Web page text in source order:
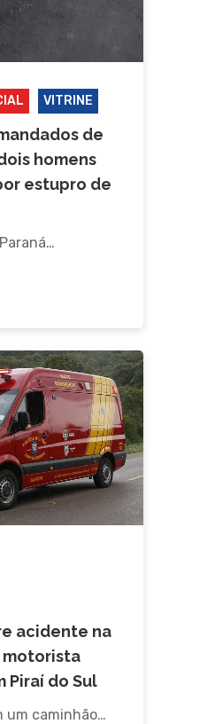
VITRINE
de
homens
estupro de
acidente na
motorista
Piraí do Sul
um caminhão…